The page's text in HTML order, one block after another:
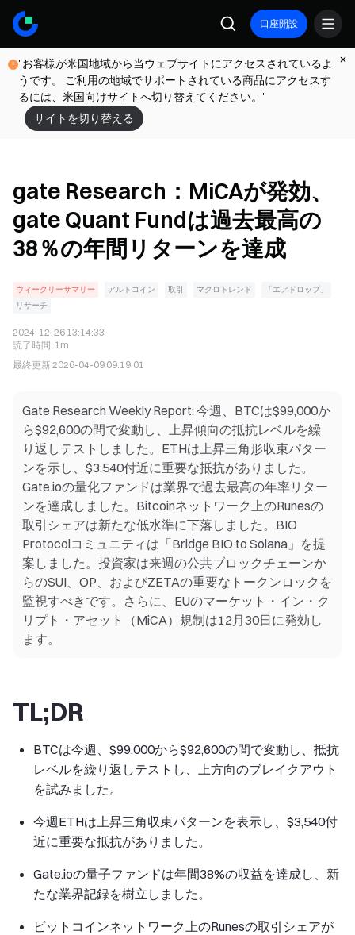
口座開設
"お客様が米国地域から当ウェブサイトにアクセスされているよ
うです。 ご利用の地域でサポートされている商品にアクセスす
るには、米国向けサイトへ切り替えてください。"
サイトを切り替える
gate Research：MiCAが発効、
gate Quant Fundは過去最高の
38％の年間リターンを達成
ウィークリーサマリー アルトコイン 取引 マクロトレンド
「エアドロップ」
リサーチ
2024-12-26 13:14:33
読了時間: 1m
最終更新2026-04-09 09:19:01
Gate Research Weekly Report: 今週、BTCは$99,000か
ら$92,600の間で変動し、上昇傾向の抵抗レベルを繰
り返しテストしました。ETHは上昇三角形収束パター
ンを示し、$3,540付近に重要な抵抗がありました。
Gate.ioの量化ファンドは業界で過去最高の年率リター
ンを達成しました。Bitcoinネットワーク上のRunesの
取引シェアは新たな低水準に下落しました。BIO
Protocolコミュニティは「Bridge BIO to Solana」を提
案しました。投資家は来週の公共ブロックチェーンか
らのSUI、OP、およびZETAの重要なトークンロックを
監視すべきです。さらに、EUのマーケット・イン・ク
リプト・アセット（MiCA）規制は12月30日に発効し
ます。
TL;DR
BTCは今週、$99,000から$92,600の間で変動し、抵抗
レベルを繰り返しテストし、上方向のブレイクアウト
を試みました。
今週ETHは上昇三角収束パターンを表示し、$3,540付
近に重要な抵抗がありました。
Gate.ioの量子ファンドは年間38%の収益を達成し、新
たな業界記録を樹立しました。
ビットコインネットワーク上のRunesの取引シェアが